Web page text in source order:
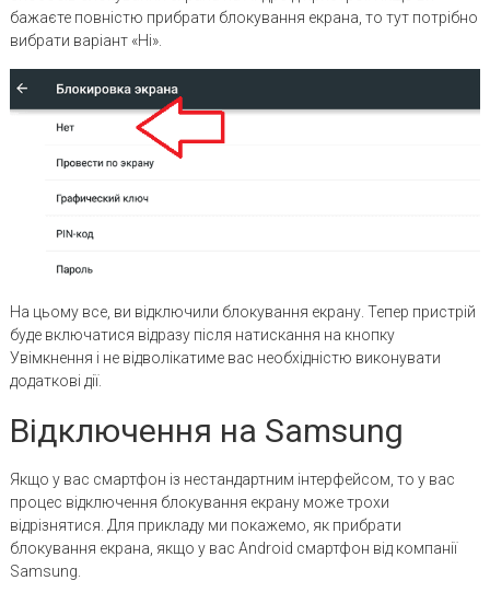
бажаєте повністю прибрати блокування екрана, то тут потрібно
вибрати варіант «Ні».
На цьому все, ви відключили блокування екрану. Тепер пристрій
буде включатися відразу після натискання на кнопку
Увімкнення і не відволікатиме вас необхідністю виконувати
додаткові дії.
Відключення на Samsung
Якщо у вас смартфон із нестандартним інтерфейсом, то у вас
процес відключення блокування екрану може трохи
відрізнятися. Для прикладу ми покажемо, як прибрати
блокування екрана, якщо у вас Android смартфон від компанії
Samsung.